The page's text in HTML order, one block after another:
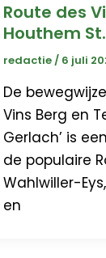
Route des
Houthem
redactie/ 6 juli
De
Vins Berg en
Gerlach’ is
de populaire
Wahlwiller-
en